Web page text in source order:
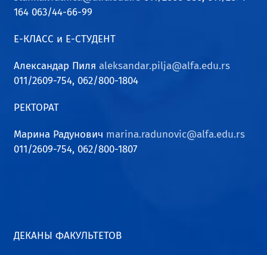
164 063/44-66-99
Е-КЛАСС и Е-СТУДЕНТ
Александар Пиляaleksandar.pilja@alfa.edu.rs
011/2609-754, 062/800-1804
РЕКТОРАТ
Марина Радунович marina.radunovic@alfa.edu.rs
011/2609-754, 062/800-1807
ДЕКАНЫ ФАКУЛЬТЕТОВ